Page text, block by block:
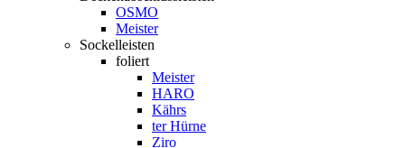
OSMO
Meister
Sockelleisten
foliert
Meister
HARO
Kährs
ter Hürne
Ziro